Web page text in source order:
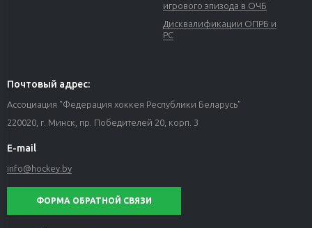
игрового эпизода в ОЧБ
Дисквалификации ОПРБ и
РС
Почтовый адрес:
Ассоциация "Федерация хоккея Республики Беларусь"
220020, г. Минск, пр. Победителей 20, корп. 3
E-mail
info@hockey.by
ФОРМА ОБРАТНОЙ СВЯЗИ